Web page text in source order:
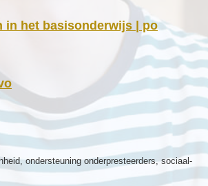
in het basisonderwijs | po
ondersteuning onderpresteerders, sociaal-